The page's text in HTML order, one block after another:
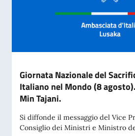
Giornata Nazionale del
Italiano nel Mondo (8
Min Tajani.
Si diffonde il messaggio del Vice
Consiglio dei Ministri e Ministro